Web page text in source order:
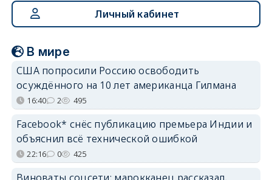
Личный кабинет
В мире
США попросили Россию освободить
осуждённого на 10 лет американца Гилмана
16:40 2 495
Facebook* снёс публикацию премьера Индии и
объяснил всё технической ошибкой
22:16 0 425